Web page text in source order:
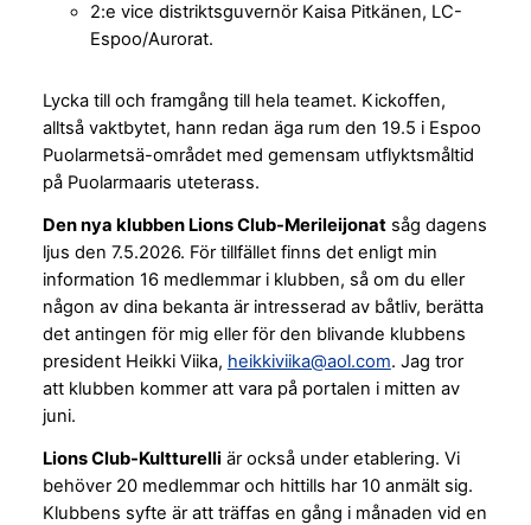
2:e vice distriktsguvernör Kaisa Pitkänen, LC-
Espoo/Aurorat.
Lycka till och framgång till hela teamet. Kickoffen,
alltså vaktbytet, hann redan äga rum den 19.5 i Espoo
Puolarmetsä-området med gemensam utflyktsmåltid
på Puolarmaaris uteterass.
Den nya klubben Lions Club-Merileijonatsåg dagens
ljus den 7.5.2026. För tillfället finns det enligt min
information 16 medlemmar i klubben, så om du eller
någon av dina bekanta är intresserad av båtliv, berätta
det antingen för mig eller för den blivande klubbens
president Heikki Viika, heikkiviika@aol.com. Jag tror
att klubben kommer att vara på portalen i mitten av
juni.
Lions Club-Kultturelliär också under etablering. Vi
behöver 20 medlemmar och hittills har 10 anmält sig.
Klubbens syfte är att träffas en gång i månaden vid en